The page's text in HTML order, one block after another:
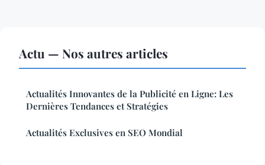
Actu — Nos autres articles
Actualités Innovantes de la Publicité en Ligne: Les
Dernières Tendances et Stratégies
Actualités Exclusives en SEO Mondial